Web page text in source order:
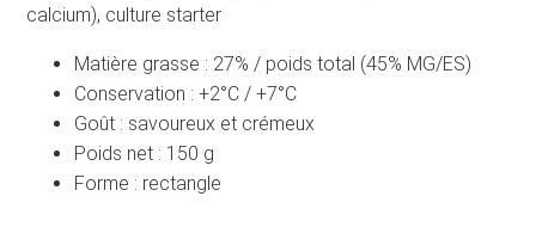
calcium), culture starter
Matière grasse : 27% / poids total (45% MG/ES)
Conservation : +2°C / +7°C
Goût : savoureux et crémeux
Poids net : 150 g
Forme : rectangle